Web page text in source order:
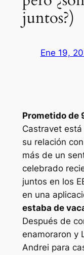
juntos?)
Ene 19,
Prometido de
Castravet
su relación
más de un
celebrado
juntos en los
en una
estaba de
Después de
enamoraron y
Andrei para